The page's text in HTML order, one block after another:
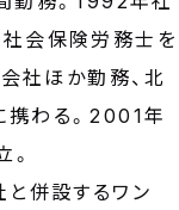
会保険労務士を
社ほか勤務、北
携わる。2001年
と併設するワン